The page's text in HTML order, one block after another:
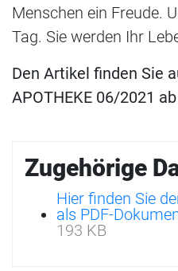
Menschen ein Freude.
Tag. Sie werden Ihr
Den Artikel finden Sie
APOTHEKE 06/2021
Zugehörige
Hier finden Sie
als PDF-
193 KB